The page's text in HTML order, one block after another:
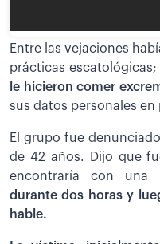
Entre las vejaciones
prácticas
le hicieron comer
sus datos personales
El grupo fue
de 42 años. Dijo que
encontraría con una
durante dos horas y
hable.